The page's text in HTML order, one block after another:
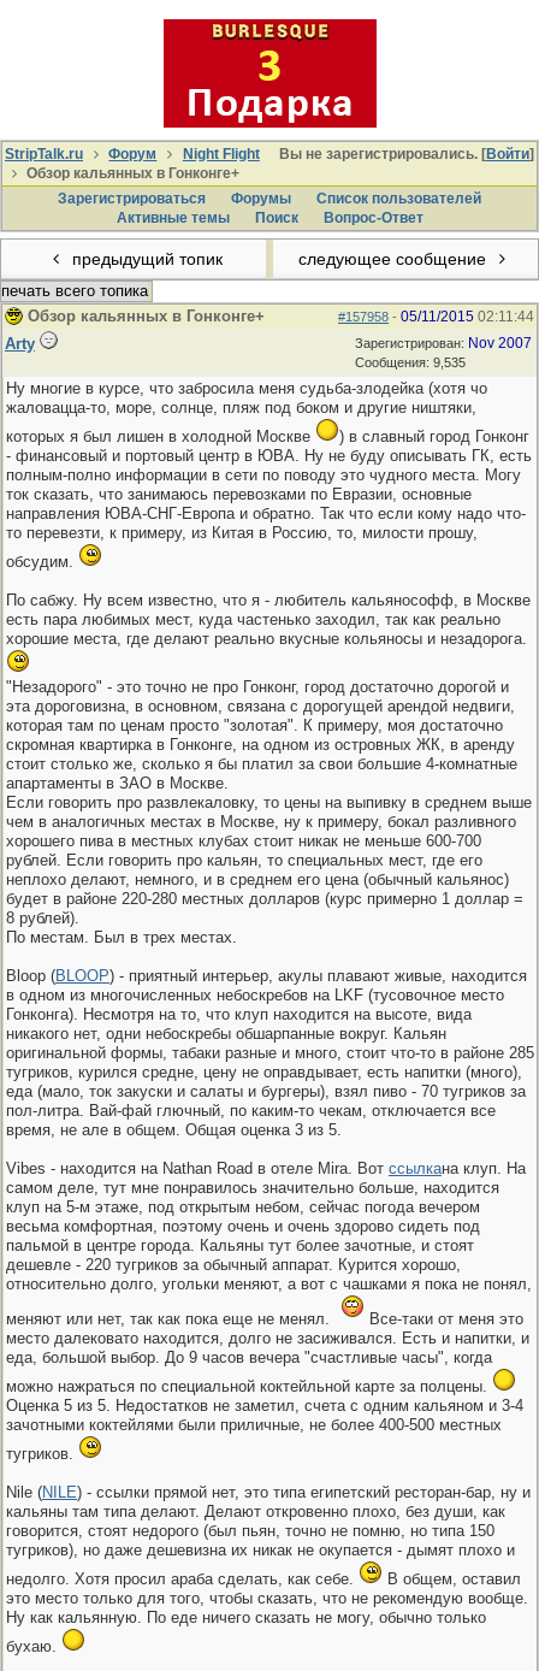
Вы не зарегистрировались. [Войти]
StripTalk.ru Форум
Night Flight
Обзор кальянных в Гонконге+
Зарегистрироваться
Форумы
Список пользователей
Активные темы
Поиcк Вопрос-Ответ
предыдущий топик следующее сообщение
печать всего топика
#157958 - 05/11/2015 02:11:44
Обзор кальянных в Гонконге+
Зарегистрирован: Nov 2007
Сообщения: 9,535
Arty
Ну многие в курсе, что забросила меня судьба-злодейка (хотя чо
жаловацца-то, море, солнце, пляж под боком и другие ништяки,
которых я был лишен в холодной Москве
) в славный город Гонконг
- финансовый и портовый центр в ЮВА. Ну не буду описывать ГК, есть
полным-полно информации в сети по поводу это чудного места. Могу
ток сказать, что занимаюсь перевозками по Евразии, основные
направления ЮВА-СНГ-Европа и обратно. Так что если кому надо что-
то перевезти, к примеру, из Китая в Россию, то, милости прошу,
обсудим.
По сабжу. Ну всем известно, что я - любитель кальянософф, в Москве
есть пара любимых мест, куда частенько заходил, так как реально
хорошие места, где делают реально вкусные кольяносы и незадорога.
"Незадорого" - это точно не про Гонконг, город достаточно дорогой и
эта дороговизна, в основном, связана с дорогущей арендой недвиги,
которая там по ценам просто "золотая". К примеру, моя достаточно
скромная квартирка в Гонконге, на одном из островных ЖК, в аренду
стоит столько же, сколько я бы платил за свои большие 4-комнатные
апартаменты в ЗАО в Москве.
Если говорить про развлекаловку, то цены на выпивку в среднем выше
чем в аналогичных местах в Москве, ну к примеру, бокал разливного
хорошего пива в местных клубах стоит никак не меньше 600-700
рублей. Если говорить про кальян, то специальных мест, где его
неплохо делают, немного, и в среднем его цена (обычный кальянос)
будет в районе 220-280 местных долларов (курс примерно 1 доллар =
8 рублей).
По местам. Был в трех местах.
Bloop (BLOOP) - приятный интерьер, акулы плавают живые, находится
в одном из многочисленных небоскребов на LKF (тусовочное место
Гонконга). Несмотря на то, что клуп находится на высоте, вида
никакого нет, одни небоскребы обшарпанные вокруг. Кальян
оригинальной формы, табаки разные и много, стоит что-то в районе 285
тугриков, курился средне, цену не оправдывает, есть напитки (много),
еда (мало, ток закуски и салаты и бургеры), взял пиво - 70 тугриков за
пол-литра. Вай-фай глючный, по каким-то чекам, отключается все
время, не але в общем. Общая оценка 3 из 5.
Vibes - находится на Nathan Road в отеле Mira. Вот ссылкана клуп. На
самом деле, тут мне понравилось значительно больше, находится
клуп на 5-м этаже, под открытым небом, сейчас погода вечером
весьма комфортная, поэтому очень и очень здорово сидеть под
пальмой в центре города. Кальяны тут более зачотные, и стоят
дешевле - 220 тугриков за обычный аппарат. Курится хорошо,
относительно долго, угольки меняют, а вот с чашками я пока не понял,
меняют или нет, так как пока еще не менял.
Все-таки от меня это
место далековато находится, долго не засиживался. Есть и напитки, и
еда, большой выбор. До 9 часов вечера "счастливые часы", когда
можно нажраться по специальной коктейльной карте за полцены.
Оценка 5 из 5. Недостатков не заметил, счета с одним кальяном и 3-4
зачотными коктейлями были приличные, не более 400-500 местных
тугриков.
Nile (NILE) - ссылки прямой нет, это типа египетский ресторан-бар, ну и
кальяны там типа делают. Делают откровенно плохо, без души, как
говорится, стоят недорого (был пьян, точно не помню, но типа 150
тугриков), но даже дешевизна их никак не окупается - дымят плохо и
недолго. Хотя просил араба сделать, как себе.
В общем, оставил
это место только для того, чтобы сказать, что не рекомендую вообще.
Ну как кальянную. По еде ничего сказать не могу, обычно только
бухаю.